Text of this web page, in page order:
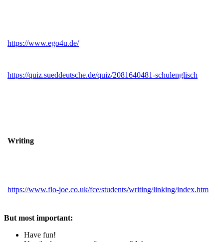
https://www.ego4u.de/
https://quiz.sueddeutsche.de/quiz/2081640481-schulenglisch
Writing
https://www.flo-joe.co.uk/fce/students/writing/linking/index.htm
But most important:
Have fun!